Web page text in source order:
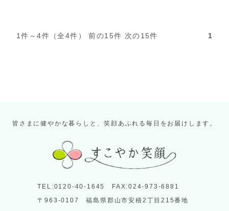
1件～4件（全4件） 前の15件 次の15件 1
皆さまに健やかな暮らしと、笑顔あふれる毎日をお届けします。
TEL:0120-40-1645 FAX:024-973-6881
〒963-0107 福島県郡山市安積2丁目215番地